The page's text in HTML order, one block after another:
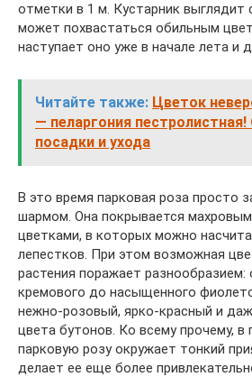
отметки в 1 м. Кустарник
может похвастаться обильным
наступает оно уже в начале лета и
Читайте также: Цветок
— пеларгония
посадки и ухода
В это время парковая роза просто
шармом. Она покрывается
цветками, в которых можно
лепестков. При этом возможная
растения поражает разнообразием:
кремового до насыщенного
нежно-розовый, ярко-красный и
цвета бутонов. Ко всему прочему, в
парковую розу окружает тонкий
делает ее еще более